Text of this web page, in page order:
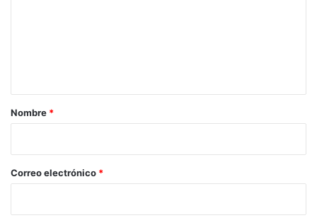
r
*
Nombre *
Correo electrónico *